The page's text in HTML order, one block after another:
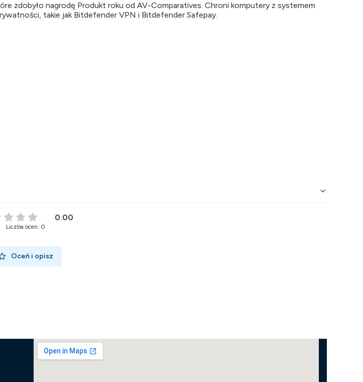
zdobyło nagrodę Produkt roku od AV-Comparatives. Chroni komputery z systemem
takie jak Bitdefender VPN i Bitdefender Safepay.
0.00
Liczba ocen: 0
Oceń i opisz